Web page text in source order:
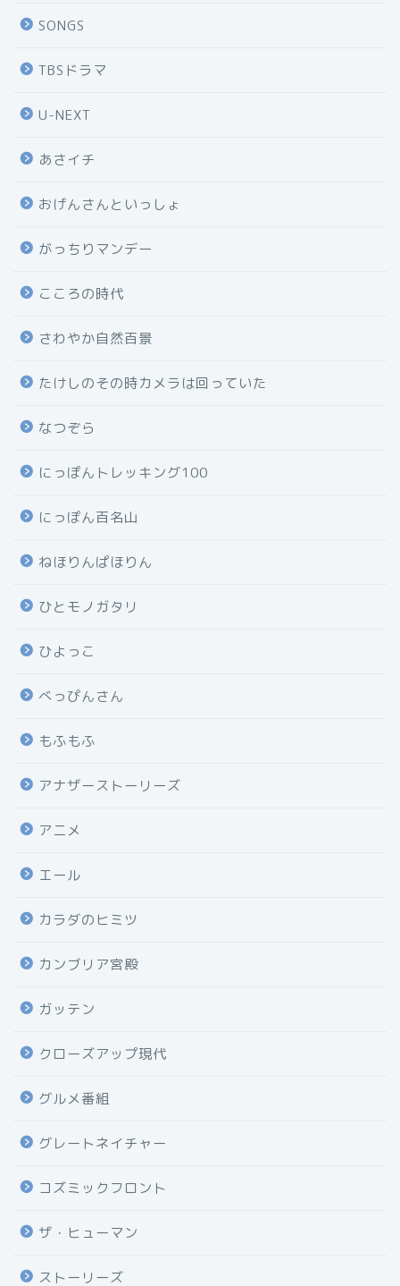
SONGS
TBSドラマ
U-NEXT
あさイチ
おげんさんといっしょ
がっちりマンデー
こころの時代
さわやか自然百景
たけしのその時カメラは回っていた
なつぞら
にっぽんトレッキング100
にっぽん百名山
ねほりんぱほりん
ひとモノガタリ
ひよっこ
べっぴんさん
もふもふ
アナザーストーリーズ
アニメ
エール
カラダのヒミツ
カンブリア宮殿
ガッテン
クローズアップ現代
グルメ番組
グレートネイチャー
コズミックフロント
ザ・ヒューマン
ストーリーズ